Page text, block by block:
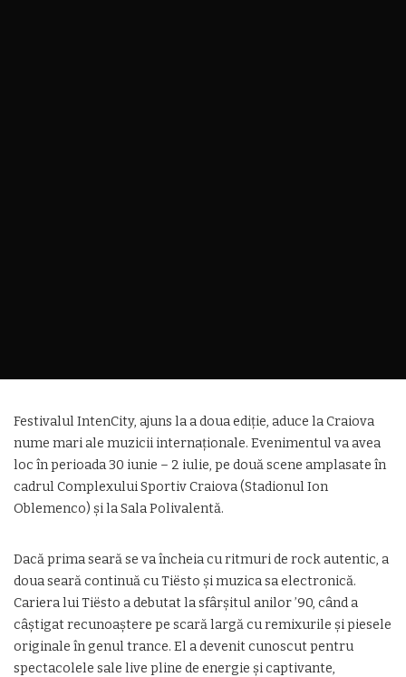
Festivalul IntenCity, ajuns la a doua ediție, aduce la Craiova
nume mari ale muzicii internaționale. Evenimentul va avea
loc în perioada 30 iunie – 2 iulie, pe două scene amplasate în
cadrul Complexului Sportiv Craiova (Stadionul Ion
Oblemenco) și la Sala Polivalentă.
Dacă prima seară se va încheia cu ritmuri de rock autentic, a
doua seară continuă cu Tiësto și muzica sa electronică.
Cariera lui Tiësto a debutat la sfârșitul anilor ’90, când a
câștigat recunoaștere pe scară largă cu remixurile și piesele
originale în genul trance. El a devenit cunoscut pentru
spectacolele sale live pline de energie și captivante,